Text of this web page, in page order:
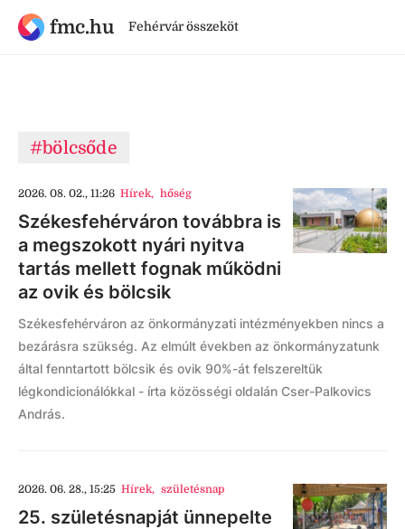
fmc.hu Fehérvár összeköt
#bölcsőde
2026. 08. 02., 11:26 Hírek, hőség
Székesfehérváron továbbra is
a megszokott nyári nyitva
tartás mellett fognak működni
az ovik és bölcsik
Székesfehérváron az önkormányzati intézményekben nincs a
bezárásra szükség. Az elmúlt években az önkormányzatunk
által fenntartott bölcsik és ovik 90%-át felszereltük
légkondicionálókkal - írta közösségi oldalán Cser-Palkovics
András.
2026. 06. 28., 15:25 Hírek, születésnap
25. születésnapját ünnepelte